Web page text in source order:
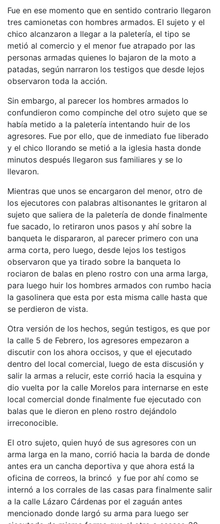
Fue en ese momento que en sentido contrario llegaron
tres camionetas con hombres armados. El sujeto y el
chico alcanzaron a llegar a la paletería, el tipo se
metió al comercio y el menor fue atrapado por las
personas armadas quienes lo bajaron de la moto a
patadas, según narraron los testigos que desde lejos
observaron toda la acción.
Sin embargo, al parecer los hombres armados lo
confundieron como compinche del otro sujeto que se
había metido a la paletería intentando huir de los
agresores. Fue por ello, que de inmediato fue liberado
y el chico llorando se metió a la iglesia hasta donde
minutos después llegaron sus familiares y se lo
llevaron.
Mientras que unos se encargaron del menor, otro de
los ejecutores con palabras altisonantes le gritaron al
sujeto que saliera de la paletería de donde finalmente
fue sacado, lo retiraron unos pasos y ahí sobre la
banqueta le dispararon, al parecer primero con una
arma corta, pero luego, desde lejos los testigos
observaron que ya tirado sobre la banqueta lo
rociaron de balas en pleno rostro con una arma larga,
para luego huir los hombres armados con rumbo hacia
la gasolinera que esta por esta misma calle hasta que
se perdieron de vista.
Otra versión de los hechos, según testigos, es que por
la calle 5 de Febrero, los agresores empezaron a
discutir con los ahora occisos, y que el ejecutado
dentro del local comercial, luego de esta discusión y
salir la armas a relucir, este corrió hacia la esquina y
dio vuelta por la calle Morelos para internarse en este
local comercial donde finalmente fue ejecutado con
balas que le dieron en pleno rostro dejándolo
irreconocible.
El otro sujeto, quien huyó de sus agresores con un
arma larga en la mano, corrió hacia la barda de donde
antes era un cancha deportiva y que ahora está la
oficina de correos, la brincó y fue por ahí como se
internó a los corrales de las casas para finalmente salir
a la calle Lázaro Cárdenas por el zaguán antes
mencionado donde largó su arma para luego ser